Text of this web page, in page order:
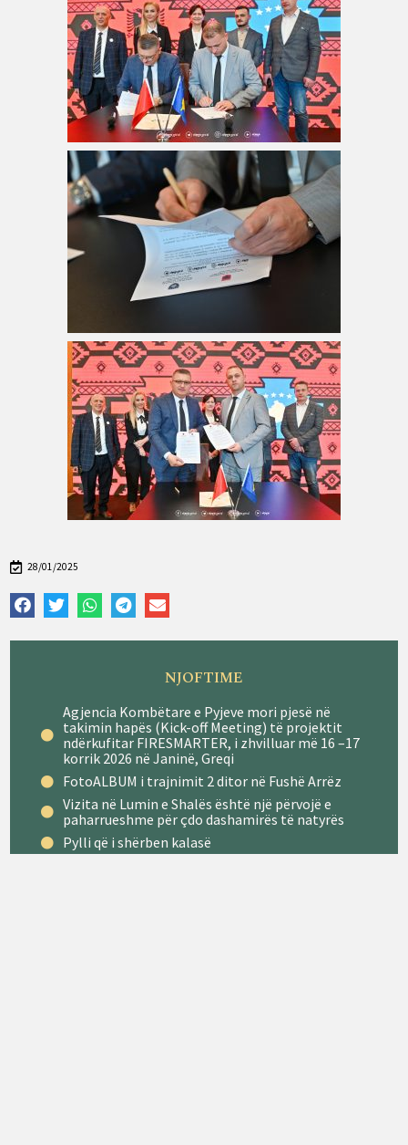
28/01/2025
NJOFTIME
Agjencia Kombëtare e Pyjeve mori pjesë në
takimin hapës (Kick-off Meeting) të projektit
ndërkufitar FIRESMARTER, i zhvilluar më 16 –17
korrik 2026 në Janinë, Greqi
FotoALBUM i trajnimit 2 ditor në Fushë Arrëz
Vizita në Lumin e Shalës është një përvojë e
paharrueshme për çdo dashamirës të natyrës
Pylli që i shërben kalasë